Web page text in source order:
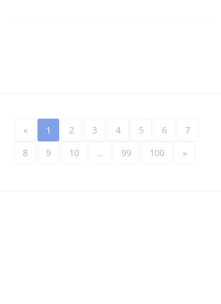
« 1 2 3 4 5 6
7
8
9 10 ... 99 100 »